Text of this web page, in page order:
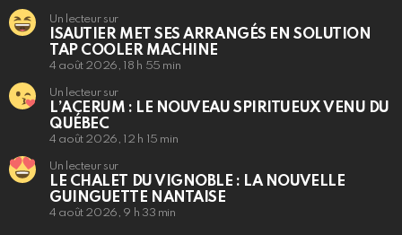
Un lecteur sur
ISAUTIER MET SES ARRANGÉS EN SOLUTION
TAP COOLER MACHINE
4 août 2026, 18 h 55 min
Un lecteur sur
L’ACERUM : LE NOUVEAU SPIRITUEUX VENU DU
QUÉBEC
4 août 2026, 12 h 15 min
Un lecteur sur
LE CHALET DU VIGNOBLE : LA NOUVELLE
GUINGUETTE NANTAISE
4 août 2026, 9 h 33 min